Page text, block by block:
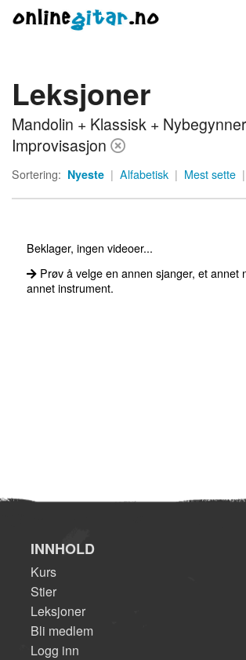
Meny
Logg inn
Bli medlem
Om onlinegitar.no
Leksjoner
Mandolin + Klassisk +
Improvisasjon
Sortering: Nyeste | Alfabetisk | Mest sette |
Beklager, ingen videoer...
Prøv å velge en annen sjanger, et annet
annet instrument.
INNHOLD
Kurs
Stier
Leksjoner
Bli medlem
Logg inn